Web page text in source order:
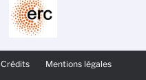
Crédits Mentions légales